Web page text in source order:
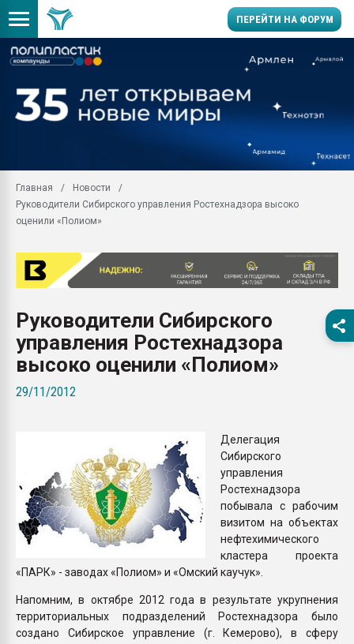
ПЕРЕЙТИ НА ФОРУМ
производство SPC
заводу пластмасс"
28.07.2026
первый план в
28.07.2026
ситуацией на
Всё, что касается
Главная
Новости
Руководители Сибирского управления Ростехнадзора высоко
оценили «Полиом»
Руководители Сибирского
управления Ростехнадзора
высоко оценили «Полиом»
29/11/2012
Делегация
Сибирского
управления
Ростехнадзора
побывала с рабочим
визитом на объектах
нефтехимического
кластера проекта
«ПАРК» - заводах «Полиом» и «Омский каучук».
Напомним, в октябре 2012 года в результате укрупнения
территориальных подразделений Ростехнадзора было
создано Сибирское управление (г. Кемерово), в сферу